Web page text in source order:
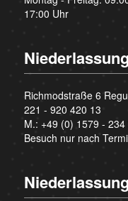
17:00 Uhr
Richmodstraße 6
221 - 920 420 13
M.: +49 (0) 1579 - 234
Besuch nur nach